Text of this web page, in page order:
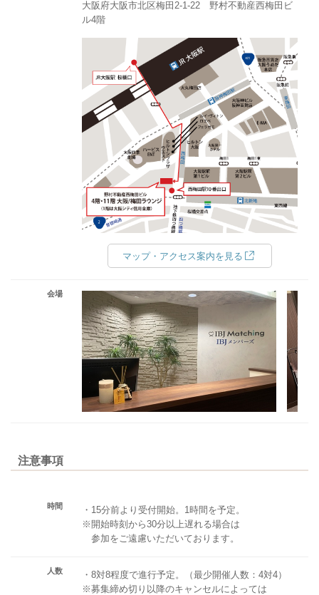
大阪府大阪市北区梅田2-1-22 野村不動産西梅田ビ
ル4階
マップ・アクセス案内を見る
会場
注意事項
時間
・15分前より受付開始。1時間を予定。
※開始時刻から30分以上遅れる場合は
参加をご遠慮いただいております。
人数
・8対8程度で進行予定。（最少開催人数：4対4）
※募集締め切り以降のキャンセルによっては